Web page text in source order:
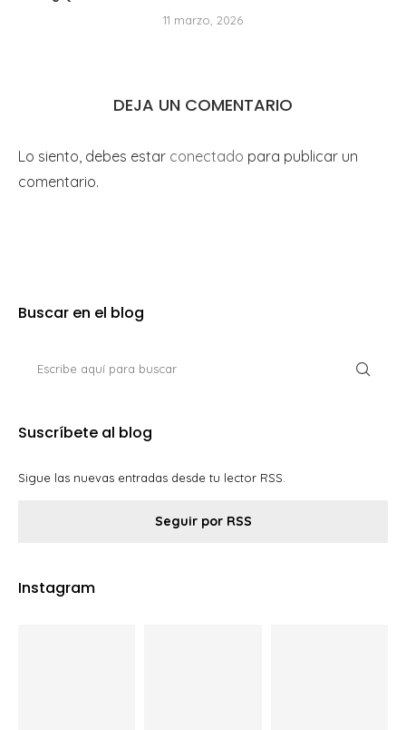
11 marzo, 2026
DEJA UN COMENTARIO
Lo siento, debes estar conectado para publicar un
comentario.
Buscar en el blog
Suscríbete al blog
Sigue las nuevas entradas desde tu lector RSS.
Seguir por RSS
Instagram